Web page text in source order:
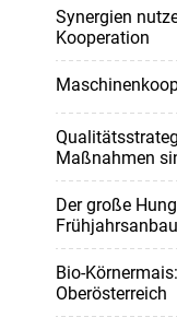
Synergien
Kooperation
Maßnahmen
Der große
Bio-
Oberösterreich